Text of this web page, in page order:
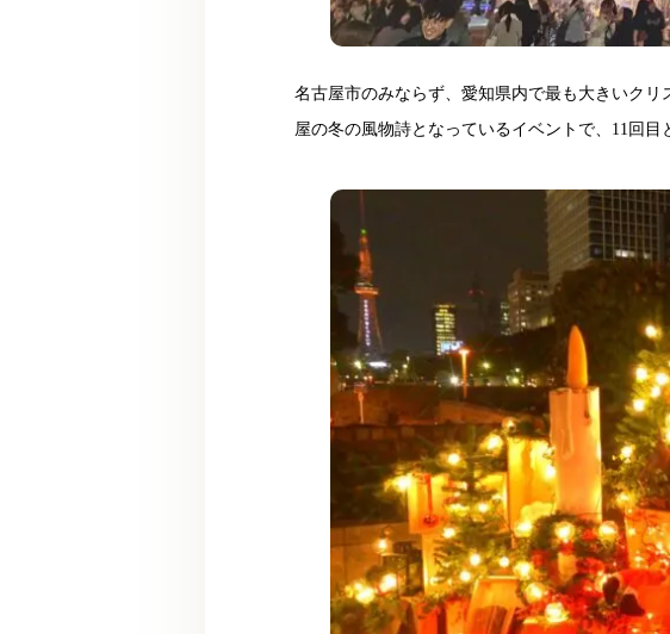
名古屋市のみならず、愛知県内で最も大きいク
屋の冬の風物詩となっているイベントで、11回目